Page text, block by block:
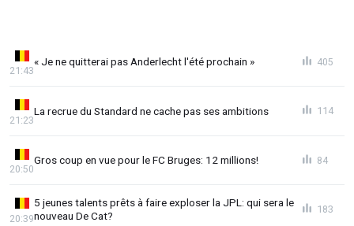
« Je ne quitterai pas Anderlecht l'été prochain »
21:43
405
La recrue du Standard ne cache pas ses ambitions
21:23
114
Gros coup en vue pour le FC Bruges: 12 millions!
20:50
84
5 jeunes talents prêts à faire exploser la JPL: qui sera le
nouveau De Cat?
20:39
183